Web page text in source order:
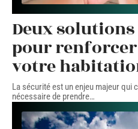
Deux
pour
votre
La sécurité est un enjeu majeur qui
nécessaire de prendre…